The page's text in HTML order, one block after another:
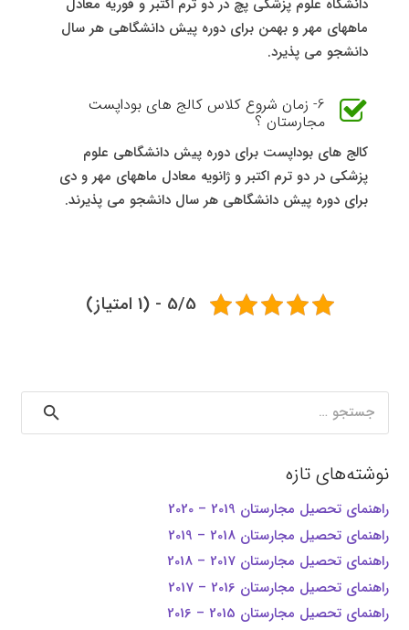
دانشگاه علوم پزشکی پچ در دو ترم اکتبر و فوریه معادل
ماههای مهر و بهمن برای دوره پیش دانشگاهی هر سال
دانشجو می پذیرد.
6- زمان شروع کلاس کالج های بوداپست
مجارستان ؟
کالج های بوداپست برای دوره پیش دانشگاهی علوم
پزشکی در دو ترم اکتبر و ژانویه معادل ماههای مهر و دی
برای دوره پیش دانشگاهی هر سال دانشجو می پذیرند.
5/5 - (1 امتیاز)
جستجو
برای:
نوشته‌های تازه
راهنمای تحصیل مجارستان 2019 – 2020
راهنمای تحصیل مجارستان 2018 – 2019
راهنمای تحصیل مجارستان 2017 – 2018
راهنمای تحصیل مجارستان 2016 – 2017
راهنمای تحصیل مجارستان 2015 – 2016